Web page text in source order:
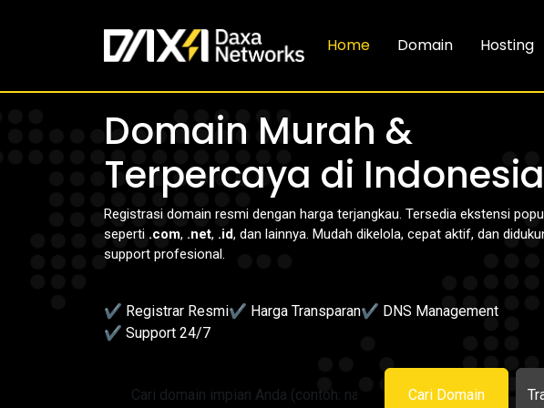
Home Domain Hosting
Domain Murah &
Terpercaya di Indonesia
Registrasi domain resmi dengan harga terjangkau. Tersedia ekstensi
seperti .com, .net, .id, dan lainnya. Mudah dikelola, cepat aktif, dan
support profesional.
✔ Registrar Resmi✔ Harga Transparan✔ DNS Management
✔ Support 24/7
Cari Domain